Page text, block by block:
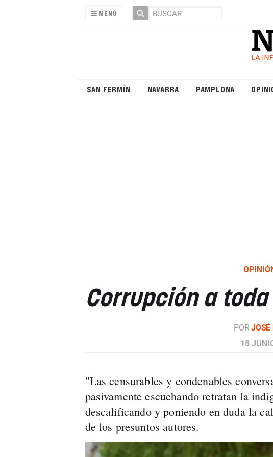
MENÚ
SAN FERMÍN NAVARRA PAMPLONA
Corrupción a
PORJOSÉ
18
"Las censurables y condenables
pasivamente escuchando retratan la
descalificando y poniendo en duda la
de los presuntos autores.